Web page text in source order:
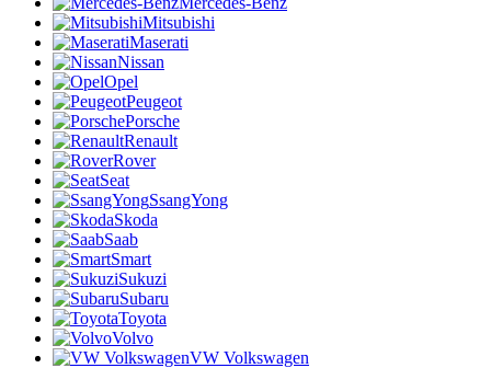
Mitsubishi
Maserati
Nissan
Opel
Peugeot
Porsche
Renault
Rover
Seat
SsangYong
Skoda
Saab
Smart
Sukuzi
Subaru
Toyota
Volvo
VW Volkswagen